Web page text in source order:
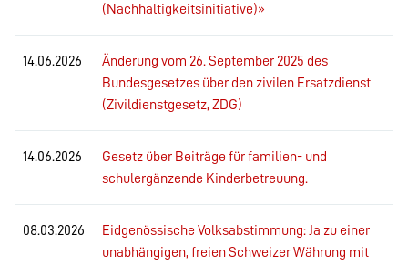
(Nachhaltigkeitsinitiative)»
14.06.2026
Änderung vom 26. September 2025 des
Bundesgesetzes über den zivilen Ersatzdienst
(Zivildienstgesetz, ZDG)
14.06.2026
Gesetz über Beiträge für familien- und
schulergänzende Kinderbetreuung.
08.03.2026
Eidgenössische Volksabstimmung: Ja zu einer
unabhängigen, freien Schweizer Währung mit